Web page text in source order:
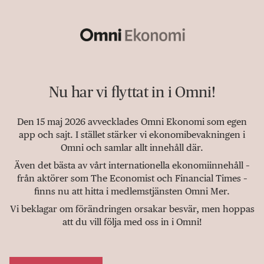
Nu har vi flyttat in i Omni!
Den 15 maj 2026 avvecklades Omni Ekonomi som egen
app och sajt. I stället stärker vi ekonomibevakningen i
Omni och samlar allt innehåll där.
Även det bästa av vårt internationella ekonomiinnehåll –
från aktörer som The Economist och Financial Times –
finns nu att hitta i medlemstjänsten Omni Mer.
Vi beklagar om förändringen orsakar besvär, men hoppas
att du vill följa med oss in i Omni!